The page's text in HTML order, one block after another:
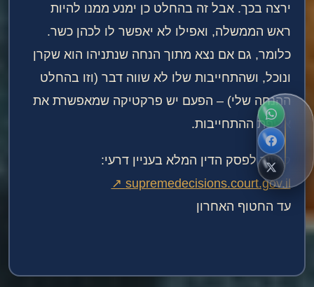
ירצה בכך. אבל זה בהחלט כן ימנע ממנו להיות
ראש הממשלה, ואפילו לא יאפשר לו לכהן כשר.
כלומר, גם אם נצא מתוך הנחה שנתניהו הוא שקרן
ונוכל, ושהתחייבות שלו לא שווה דבר (וזו בהחלט
ההנחה שלי) – הפעם יש פרקטיקה שמאפשרת את
אכיפת ההתחייבות.
קישור לפסק הדין המלא בעניין דרעי:
supremedecisions.court.gov.il ↗
עד החטוף האחרון️